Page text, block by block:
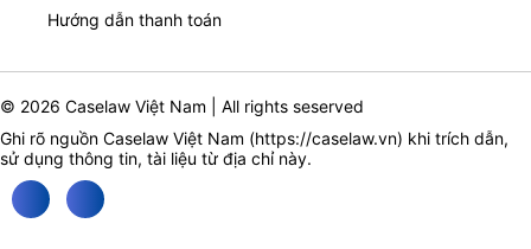
Hướng dẫn thanh toán
© 2026 Caselaw Việt Nam | All rights seserved
Ghi rõ nguồn Caselaw Việt Nam (https://caselaw.vn) khi trích dẫn,
sử dụng thông tin, tài liệu từ địa chỉ này.